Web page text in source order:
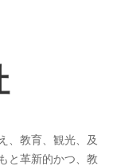
、教育、観光、及
と革新的かつ、教